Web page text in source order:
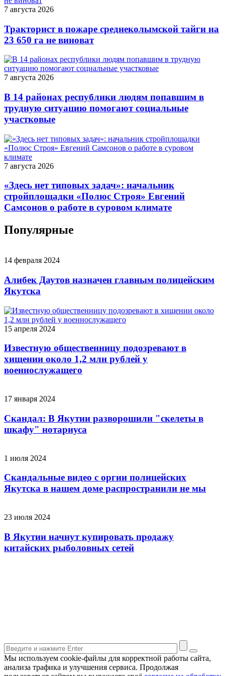
7 августа 2026
Тракторист в пожаре среднеколымской тайги на
23 650 га не виноват
7 августа 2026
В 14 районах республики людям попавшим в
трудную ситуацию помогают социальные
участковые
7 августа 2026
«Здесь нет типовых задач»: начальник
стройплощадки «Полюс Строя» Евгений
Самсонов о работе в суровом климате
Популярные
14 февраля 2024
Алибек Даутов назначен главным полицейским
Якутска
15 апреля 2024
Известную общественницу подозревают в
хищении около 1,2 млн рублей у
военнослужащего
17 января 2024
Скандал: В Якутии разворошили "скелеты в
шкафу" нотариуса
1 июля 2024
Скандальные видео с оргии полицейских
Якутска в нашем доме распространили не мы
23 июля 2024
В Якутии начнут купировать продажу
китайских рыболовных сетей
Мы используем cookie-файлы для корректной работы сайта,
анализа трафика и улучшения сервиса. Продолжая